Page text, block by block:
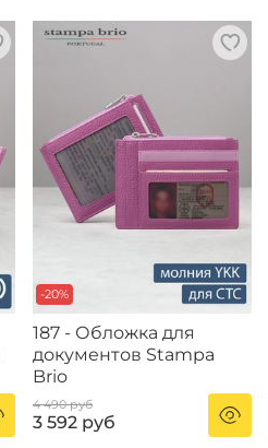
-20%
187 - Обложка для
документов Stampa
Brio
4 490 руб
3 592 руб